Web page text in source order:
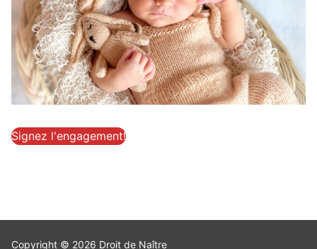
Signez l'engagement!
Copyright © 2026 Droit de Naître